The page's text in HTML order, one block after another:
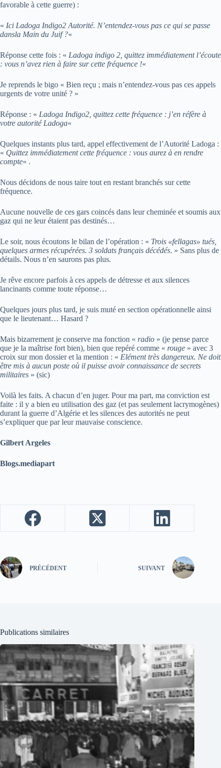
favorable à cette guerre) :
« Ici Ladoga Indigo2 Autorité. N’entendez-vous pas ce qui se passe
dansla Main du Juif ?«
Réponse cette fois : « Ladoga indigo 2, quittez immédiatement l’écoute
: vous n’avez rien à faire sur cette fréquence !«
Je reprends le bigo « Bien reçu ; mais n’entendez-vous pas ces appels
urgents de votre unité ? »
Réponse : « Ladoga Indigo2, quittez cette fréquence : j’en réfère à
votre autorité Ladoga«
Quelques instants plus tard, appel effectivement de l’Autorité Ladoga :
« Quittez immédiatement cette fréquence : vous aurez à en rendre
compte« .
Nous décidons de nous taire tout en restant branchés sur cette
fréquence.
Aucune nouvelle de ces gars coincés dans leur cheminée et soumis aux
gaz qui ne leur étaient pas destinés…
Le soir, nous écoutons le bilan de l’opération : « Trois «fellagas» tués,
quelques armes récupérées. 3 soldats français décédés. » Sans plus de
détails. Nous n’en saurons pas plus.
Je rêve encore parfois à ces appels de détresse et aux silences
lancinants comme toute réponse…
Quelques jours plus tard, je suis muté en section opérationnelle ainsi
que le lieutenant… Hasard ?
Mais bizarrement je conserve ma fonction « radio » (je pense parce
que je la maîtrise fort bien), bien que repéré comme « rouge » avec 3
croix sur mon dossier et la mention : « Elément très dangereux. Ne doit
être mis à aucun poste où il puisse avoir connaissance de secrets
militaires » (sic)
Voilà les faits. A chacun d’en juger. Pour ma part, ma conviction est
faite : il y a bien eu utilisation des gaz (et pas seulement lacrymogènes)
durant la guerre d’Algérie et les silences des autorités ne peut
s’expliquer que par leur mauvaise conscience.
Gilbert Argeles
Blogs.mediapart
PRÉCÉDENT SUIVANT
Publications similaires